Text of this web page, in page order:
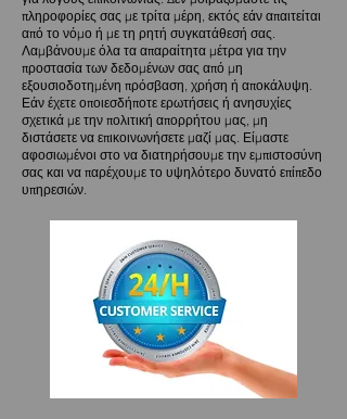
πληροφορίες σας με τρίτα μέρη, εκτός εάν απαιτείται
από το νόμο ή με τη ρητή συγκατάθεσή σας.
Λαμβάνουμε όλα τα απαραίτητα μέτρα για την
προστασία των δεδομένων σας από μη
εξουσιοδοτημένη πρόσβαση, χρήση ή αποκάλυψη.
Εάν έχετε οποιεσδήποτε ερωτήσεις ή ανησυχίες
σχετικά με την πολιτική απορρήτου μας, μη
διστάσετε να επικοινωνήσετε μαζί μας. Είμαστε
αφοσιωμένοι στο να διατηρήσουμε την εμπιστοσύνη
σας και να παρέχουμε το υψηλότερο δυνατό επίπεδο
υπηρεσιών.